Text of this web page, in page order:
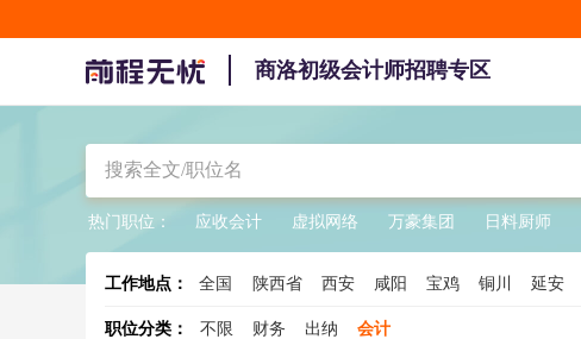
商洛初级会计师招聘专区
热门职位： 应收会计 虚拟网络 万豪集团 日料厨师
工作地点： 全国 陕西省 西安 咸阳 宝鸡 铜川 延安
职位分类： 不限 财务 出纳 会计